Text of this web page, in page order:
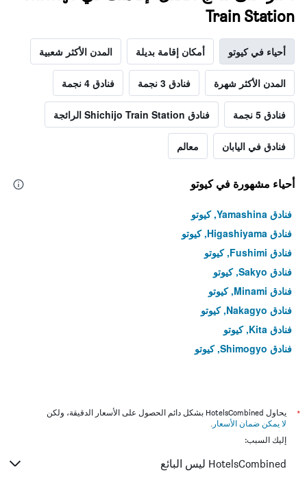
Train Station
أحياء في كيوتو أمكان إقامة بديلة المدن الأكثر شعبية
المدن الأكثر شهرة فنادق 3 نجمة فنادق 4 نجمة
فنادق 5 نجمة فنادق Shichijo Train Station الرائجة
فنادق في اليابان معالم
أحياء مشهورة في كيوتو
فنادق Yamashina, كيوتو
فنادق Higashiyama, كيوتو
فنادق Fushimi, كيوتو
فنادق Sakyo, كيوتو
فنادق Minami, كيوتو
فنادق Nakagyo, كيوتو
فنادق Kita, كيوتو
فنادق Shimogyo, كيوتو
*
يحاول HotelsCombined بشكل دائم الحصول على الأسعار الدقيقة، ولكن
لا يمكن ضمان الأسعار .
إليك السبب:
HotelsCombined ليس البائع